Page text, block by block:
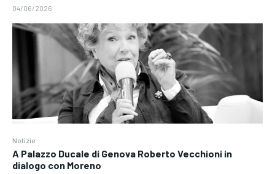
04/06/2026
Notizie
A Palazzo Ducale di Genova Roberto Vecchioni in
dialogo con Moreno